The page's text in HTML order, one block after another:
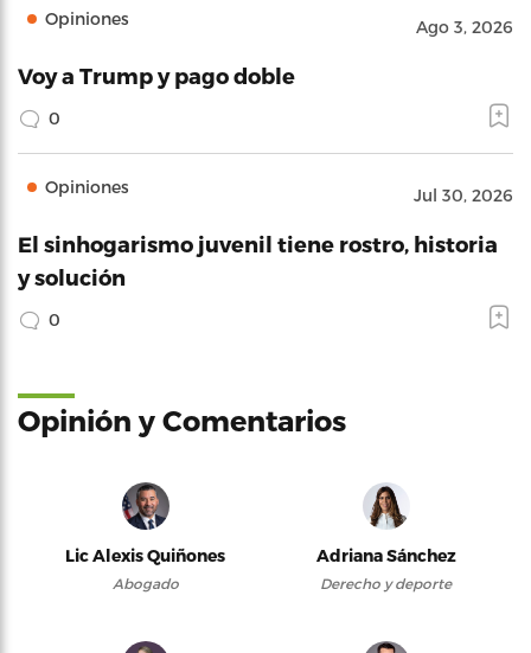
Opiniones Ago 3, 2026
Voy a Trump y pago doble
0
Opiniones Jul 30, 2026
El sinhogarismo juvenil tiene rostro, historia
y solución
0
Opinión y Comentarios
Lic Alexis Quiñones
Abogado
Adriana Sánchez
Derecho y deporte